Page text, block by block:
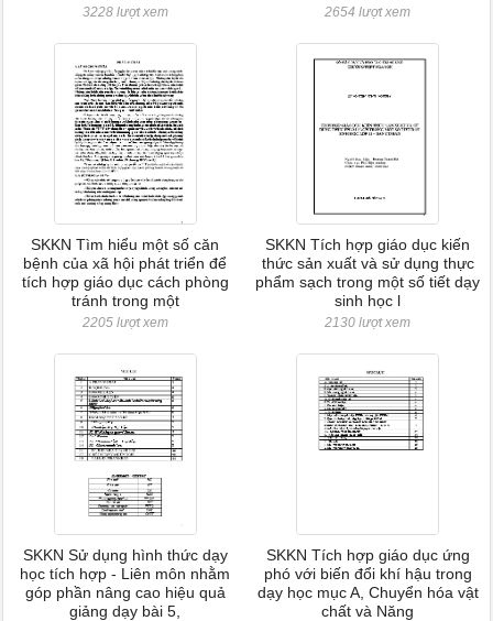
3228 lượt xem 2654 lượt xem
SKKN Tìm hiểu một số căn
bệnh của xã hội phát triển để
tích hợp giáo dục cách phòng
tránh trong một
2205 lượt xem
SKKN Tích hợp giáo dục kiến
thức sản xuất và sử dụng thực
phẩm sạch trong một số tiết dạy
sinh học l
2130 lượt xem
SKKN Sử dụng hình thức dạy
học tích hợp - Liên môn nhằm
góp phần nâng cao hiệu quả
giảng dạy bài 5,
SKKN Tích hợp giáo dục ứng
phó với biến đổi khí hậu trong
dạy học mục A, Chuyển hóa vật
chất và Năng